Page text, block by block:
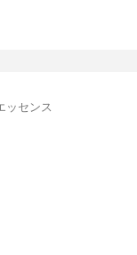
ッセンス